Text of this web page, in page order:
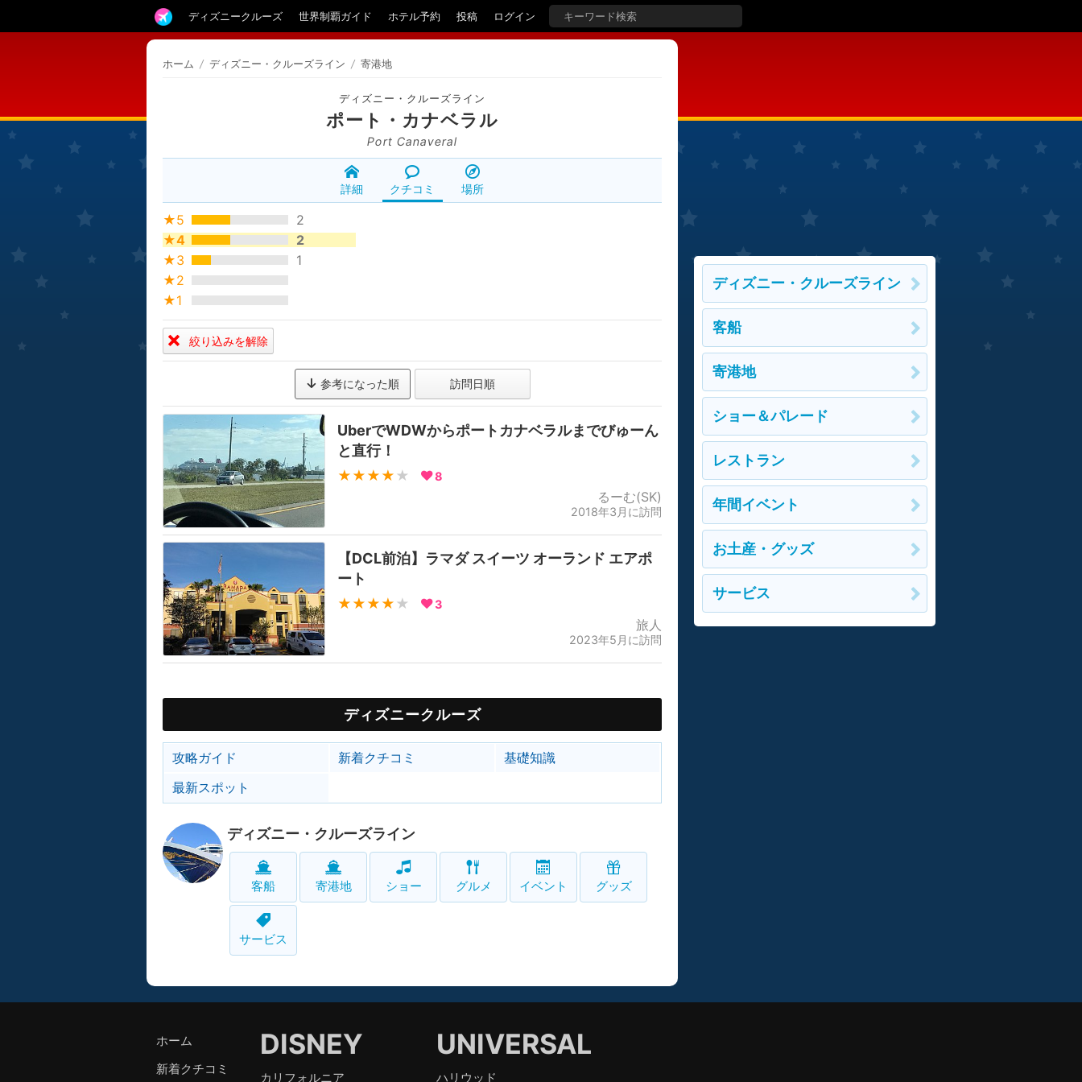
ディズニークルーズ 世界制覇ガイド ホテル予約 投稿 ログイン
ホーム / ディズニー・クルーズライン / 寄港地
ディズニー・クルーズライン
ポート・カナベラル
Port Canaveral
詳細 クチコミ 場所
★5
2
★4
2
★3
1
★2
★1
絞り込みを解除
参考になった順 訪問日順
UberでWDWからポートカナベラルまでびゅーん
と直行！
★★★★ ★ 8
るーむ(SK)
2018年3月に訪問
【DCL前泊】ラマダ スイーツ オーランド エアポ
ート
★★★★ ★ 3
旅人
2023年5月に訪問
ディズニークルーズ
攻略ガイド 新着クチコミ
基礎知識
最新スポット
ディズニー・クルーズライン
客船 寄港地 ショー グルメ イベント グッズ
サービス
ディズニー・クルーズライン
客船
寄港地
ショー＆パレード
レストラン
年間イベント
お土産・グッズ
サービス
ホーム
新着クチコミ
DISNEY
カリフォルニア
UNIVERSAL
ハリウッド